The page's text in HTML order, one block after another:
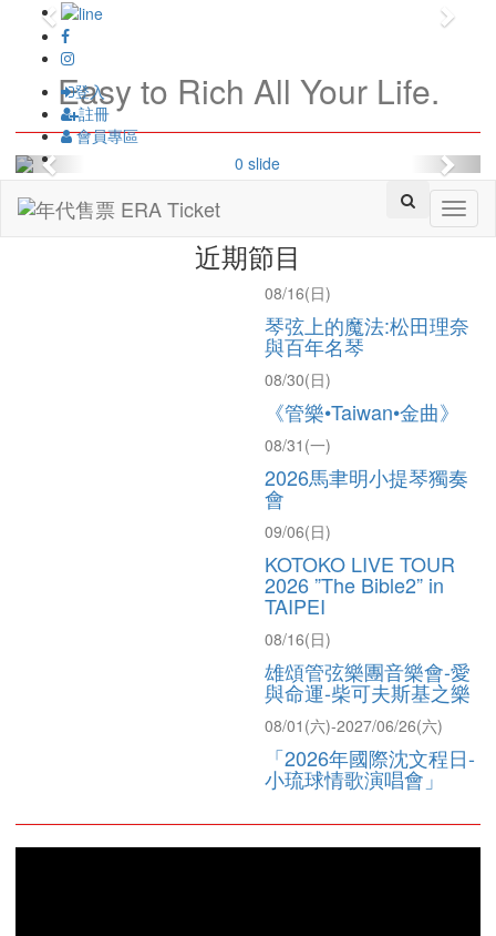
登入
註冊
會員專區
Previous Next
Easy to Rich All Your Life.
Previous Next
近期節目
08/16(日)
琴弦上的魔法:松田理奈
與百年名琴
08/30(日)
《管樂•Taiwan•金曲》
08/31(一)
2026馬聿明小提琴獨奏
會
09/06(日)
KOTOKO LIVE TOUR
2026 ”The Bible2” in
TAIPEI
08/16(日)
雄頌管弦樂團音樂會-愛
與命運-柴可夫斯基之樂
08/01(六)-2027/06/26(六)
「2026年國際沈文程日-
小琉球情歌演唱會」